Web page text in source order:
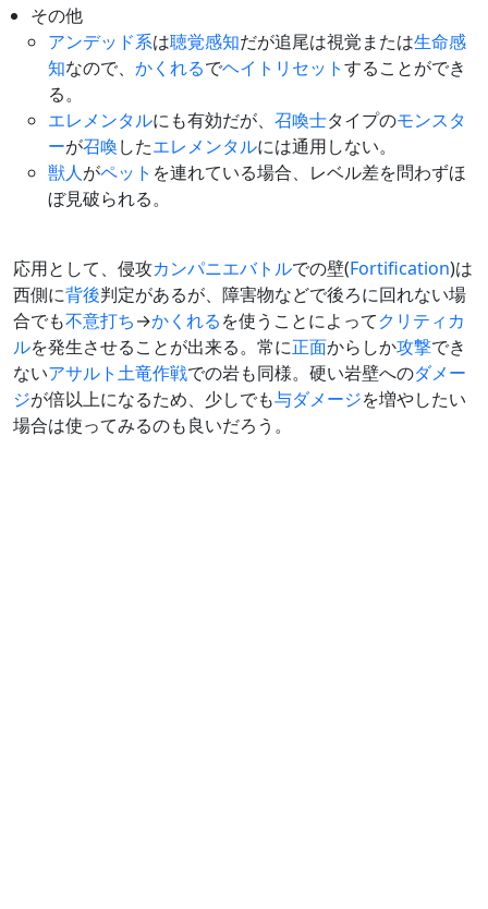
その他
アンデッド系は聴覚感知だが追尾は視覚または生命感
知なので、 かくれるでヘイトリセットすることができ
る。
エレメンタルにも有効だが、 召喚士タイプのモンスタ
ーが召喚したエレメンタルには通用しない。
獣人がペット を連れている場合、レベル差を問わずほ
ぼ見破られる。
応用として、侵攻カンパニエバトルでの壁(Fortification)は
西側に背後判定があるが、障害物などで後ろに回れない場
合でも不意打ち→かくれるを使うことによってクリティカ
ルを発生させることが出来る。常に正面からしか攻撃でき
ないアサルト土竜作戦での岩も同様。硬い岩壁へのダメー
ジが倍以上になるため、少しでも与ダメージを増やしたい
場合は使ってみるのも良いだろう。